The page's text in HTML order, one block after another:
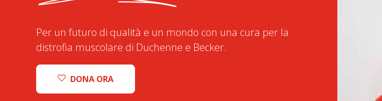
Per un futuro di qualità e un mondo con una cura per la
distrofia muscolare di Duchenne e Becker.
DONA ORA